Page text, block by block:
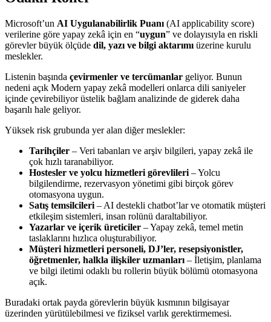
Microsoft’un AI Uygulanabilirlik Puanı (AI applicability score)
verilerine göre yapay zekâ için en “uygun” ve dolayısıyla en riskli
görevler büyük ölçüde dil, yazı ve bilgi aktarımı üzerine kurulu
meslekler.
Listenin başında çevirmenler ve tercümanlar geliyor. Bunun
nedeni açık Modern yapay zekâ modelleri onlarca dili saniyeler
içinde çevirebiliyor üstelik bağlam analizinde de giderek daha
başarılı hale geliyor.
Yüksek risk grubunda yer alan diğer meslekler:
Tarihçiler – Veri tabanları ve arşiv bilgileri, yapay zekâ ile
çok hızlı taranabiliyor.
Hostesler ve yolcu hizmetleri görevlileri – Yolcu
bilgilendirme, rezervasyon yönetimi gibi birçok görev
otomasyona uygun.
Satış temsilcileri – AI destekli chatbot’lar ve otomatik müşteri
etkileşim sistemleri, insan rolünü daraltabiliyor.
Yazarlar ve içerik üreticiler – Yapay zekâ, temel metin
taslaklarını hızlıca oluşturabiliyor.
Müşteri hizmetleri personeli, DJ’ler, resepsiyonistler,
öğretmenler, halkla ilişkiler uzmanları – İletişim, planlama
ve bilgi iletimi odaklı bu rollerin büyük bölümü otomasyona
açık.
Buradaki ortak payda görevlerin büyük kısmının bilgisayar
üzerinden yürütülebilmesi ve fiziksel varlık gerektirmemesi.